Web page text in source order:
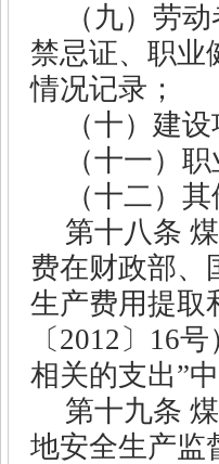
（九）劳
禁忌证、职业
情况记录；
（十）建
（十一）
（十二）
第十八条
费在财政部、
生产费用提取
〔 2012 〕 16号
相关的支出”中
第十九条
地安全生产监